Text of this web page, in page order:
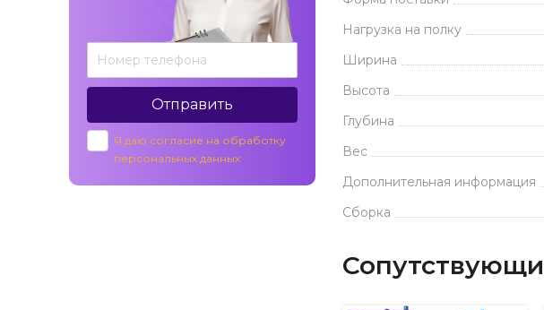
Отправить
Я даю согласие на обработку
персональных данных
Нагрузка на полку
Ширина
Высота
Глубина
Вес
Дополнительная информация
Сборка